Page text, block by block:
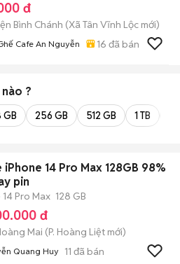
đ
Bình Chánh (Xã Tân Vĩnh Lộc mới)
Cafe An Nguyễn 16 đã bán
nào ?
GB 256 GB 512 GB 1 TB
14 Pro Max 128GB 98%
pin
Pro Max 128 GB
đ
Mai (P. Hoàng Liệt mới)
Quang Huy 11 đã bán